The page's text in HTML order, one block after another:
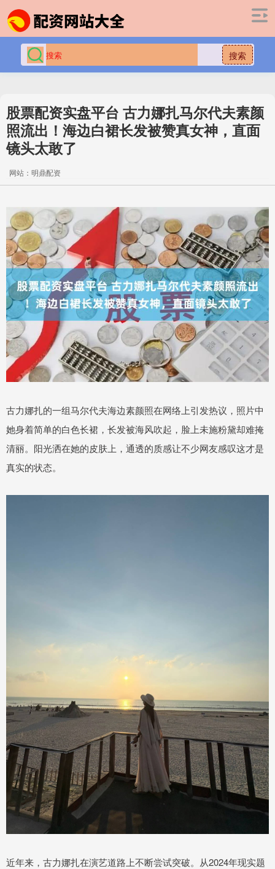
搜索
股票配资实盘平台 古力娜扎马尔代夫素颜
照流出！海边白裙长发被赞真女神，直面
镜头太敢了
网站：明鼎配资
古力娜扎的一组马尔代夫海边素颜照在网络上引发热议，照片中
她身着简单的白色长裙，长发被海风吹起，脸上未施粉黛却难掩
清丽。阳光洒在她的皮肤上，通透的质感让不少网友感叹这才是
真实的状态。
近年来，古力娜扎在演艺道路上不断尝试突破。从2024年现实题